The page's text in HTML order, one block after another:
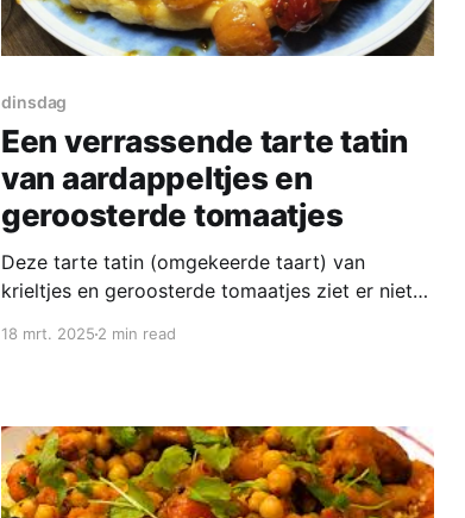
dinsdag
Een verrassende tarte tatin
van aardappeltjes en
geroosterde tomaatjes
Deze tarte tatin (omgekeerde taart) van
krieltjes en geroosterde tomaatjes ziet er niet
bijgerecht bij een groentegerecht of
18 mrt. 20252 min read